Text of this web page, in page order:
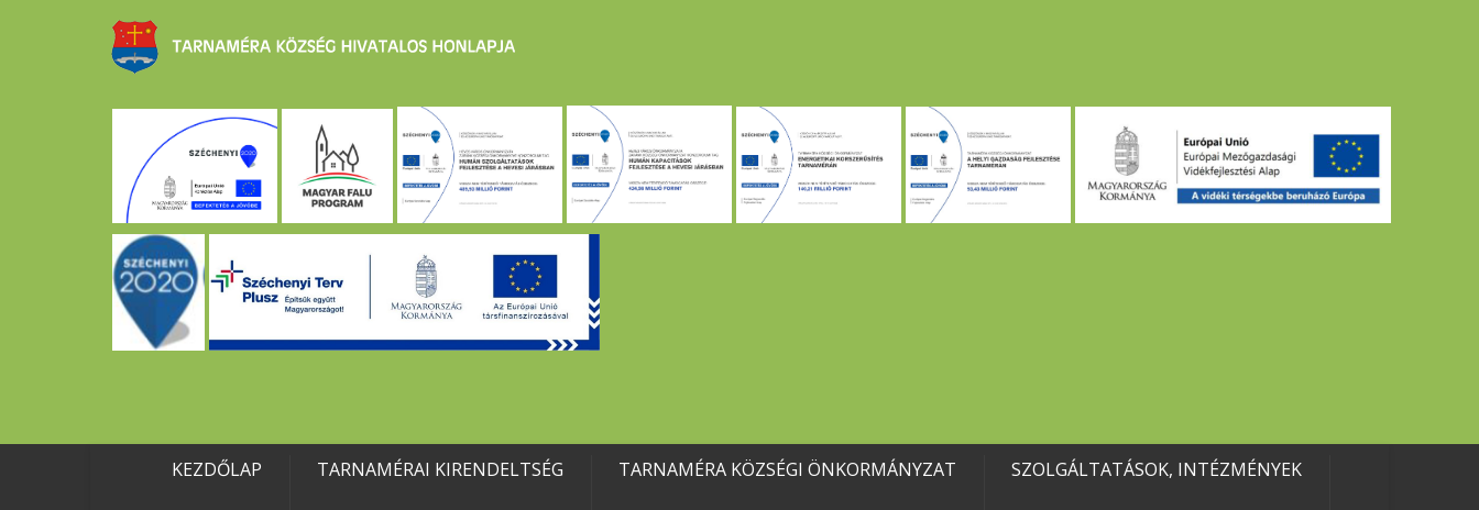
KEZDŐLAP TARNAMÉRAI KIRENDELTSÉG TARNAMÉRA KÖZSÉGI ÖNKORMÁNYZAT SZOLGÁLTATÁSOK, INTÉZMÉNYEK